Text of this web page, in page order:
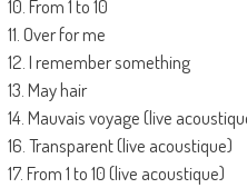
10. From 1 to 10
11. Over for me
12. I remember something
13. May hair
14. Mauvais voyage (live
16. Transparent (live acoustique)
17. From 1 to 10 (live acoustique)